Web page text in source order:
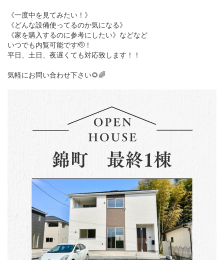
《一度中を見てみたい！》
《どんな設備使ってるのか気になる》
《家を購入するのに参考にしたい》などなど
いつでも内覧可能です🫡！
平日、土日、夜遅くても対応致します！！
気軽にお問い合わせ下さい🌻🌈